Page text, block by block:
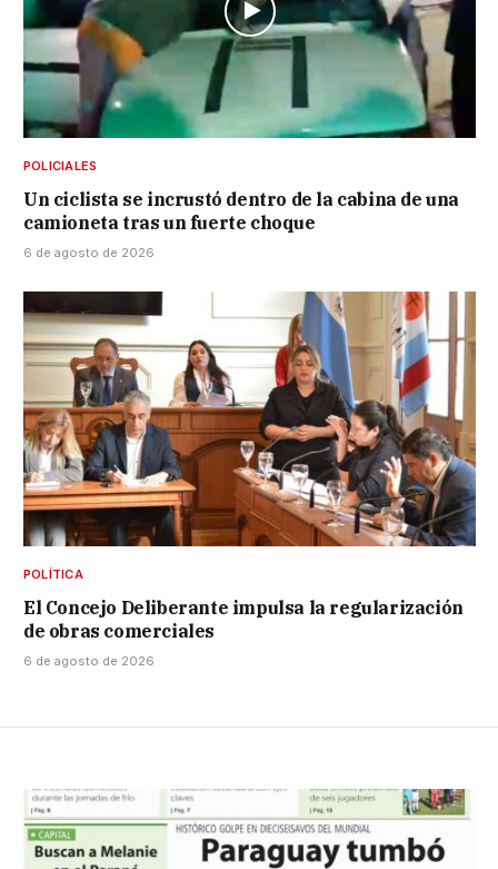
POLICIALES
Un ciclista se incrustó dentro de la cabina de una
camioneta tras un fuerte choque
6 de agosto de 2026
POLÍTICA
El Concejo Deliberante impulsa la regularización
de obras comerciales
6 de agosto de 2026